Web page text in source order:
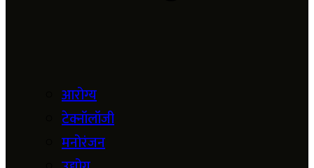
आरोग्य
टेक्नॉलॉजी
मनोरंजन